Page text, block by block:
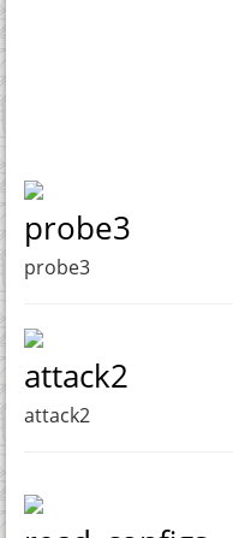
probe3
probe3
attack2
attack2